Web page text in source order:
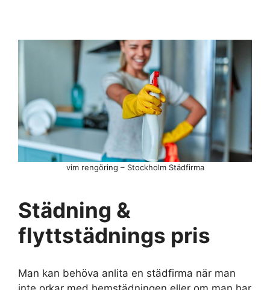
vim rengöring – Stockholm Städfirma
Städning &
flyttstädnings pris
Man kan behöva anlita en städfirma när man